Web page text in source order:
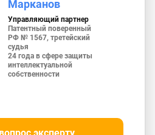
Марканов
Управляющий партнер
Патентный поверенный
РФ № 1567, третейский
судья
24 года в сфере защиты
интеллектуальной
собственности